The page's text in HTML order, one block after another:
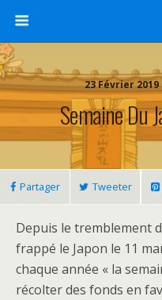
23 Février
Semaine Du
Partager Tweeter
Depuis le tremblement
frappé le Japon le 11
chaque année « la
récolter des fonds en